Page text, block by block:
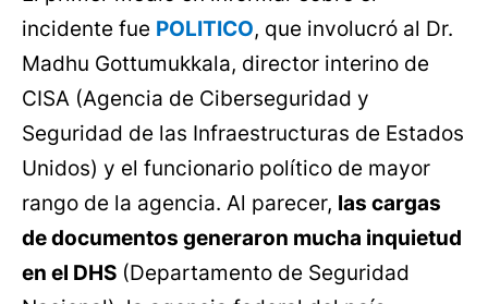
incidente fue POLITICO, que involucró al Dr.
Madhu Gottumukkala, director interino de
CISA (Agencia de Ciberseguridad y
Seguridad de las Infraestructuras de Estados
Unidos) y el funcionario político de mayor
rango de la agencia. Al parecer, las cargas
de documentos generaron mucha inquietud
en el DHS (Departamento de Seguridad